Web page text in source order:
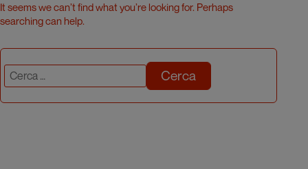
It seems we can’t find what you’re looking for. Perhaps
searching can help.
Cerca: